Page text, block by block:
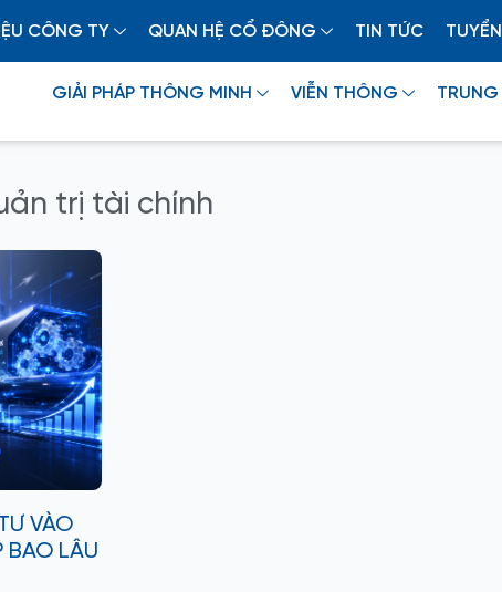
CÔNG TY
QUAN HỆ CỔ ĐÔNG TIN TỨC
GIẢI PHÁP THÔNG MINH VIỄN THÔNG TRUNG
trị tài chính
VÀO
BAO LÂU